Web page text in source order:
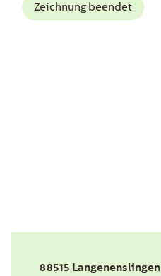
88515 Langenenslingen